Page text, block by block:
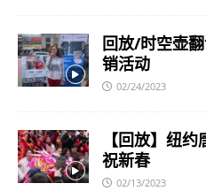
回放/时空壶
销活动
02/24/2023
【回放】纽
祝新春
02/13/2023